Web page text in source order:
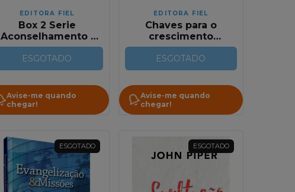
EDITORA FIEL
Box 2 Serie
Aconselhamento |
Nº 10 ao Nº 18
ESGOTADO
Avise-me quando
chegar!
EDITORA FIEL
Chaves para o
crescimento
espiritual | John
MacArthur
ESGOTADO
Avise-me quando
chegar!
ESGOTADO ESGOTADO